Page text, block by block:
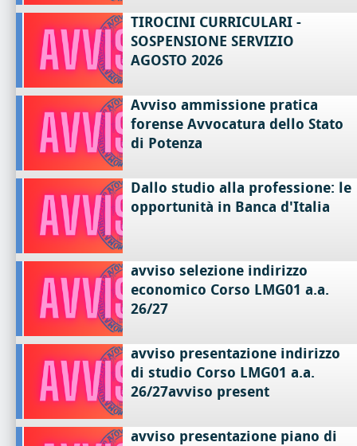
TIROCINI CURRICULARI -
SOSPENSIONE SERVIZIO
AGOSTO 2026
Avviso ammissione pratica
forense Avvocatura dello Stato
di Potenza
Dallo studio alla professione: le
opportunità in Banca d'Italia
avviso selezione indirizzo
economico Corso LMG01 a.a.
26/27
avviso presentazione indirizzo
di studio Corso LMG01 a.a.
26/27avviso present
avviso presentazione piano di